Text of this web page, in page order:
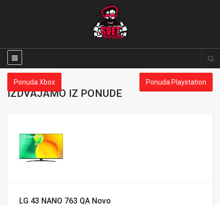
Ponuda Xbox Ponuda Playstation
IZDVAJAMO IZ PONUDE
LG 43 NANO 763 QA Novo